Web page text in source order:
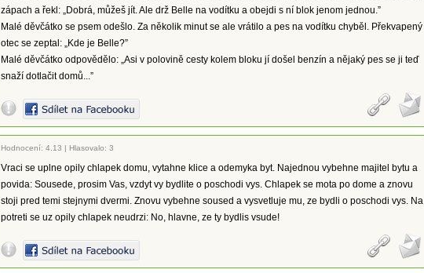
zápach a řekl: „Dobrá, můžeš jít. Ale drž Belle na vodítku a obejdi s ní blok jenom jednou.”
Malé děvčátko se psem odešlo. Za několik minut se ale vrátilo a pes na vodítku chyběl. Překvapený
otec se zeptal: „Kde je Belle?”
Malé děvčátko odpovědělo: „Asi v polovině cesty kolem bloku jí došel benzín a nějaký pes se ji teď
snaží dotlačit domů...”
Hodnocení: 4.13 | Hlasovalo: 3
Vraci se uplne opily chlapek domu, vytahne klice a odemyka byt. Najednou vybehne majitel bytu a
povida: Sousede, prosim Vas, vzdyt vy bydlite o poschodi vys. Chlapek se mota po dome a znovu
stoji pred temi stejnymi dvermi. Znovu vybehne soused a vysvetluje mu, ze bydli o poschodi vys. Na
potreti se uz opily chlapek neudrzi: No, hlavne, ze ty bydlis vsude!